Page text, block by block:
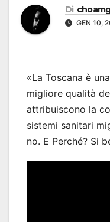
Di
GEN 10,
«La Toscana è
migliore qualità
attribuiscono la
sistemi sanitari
no. E Perché? Si